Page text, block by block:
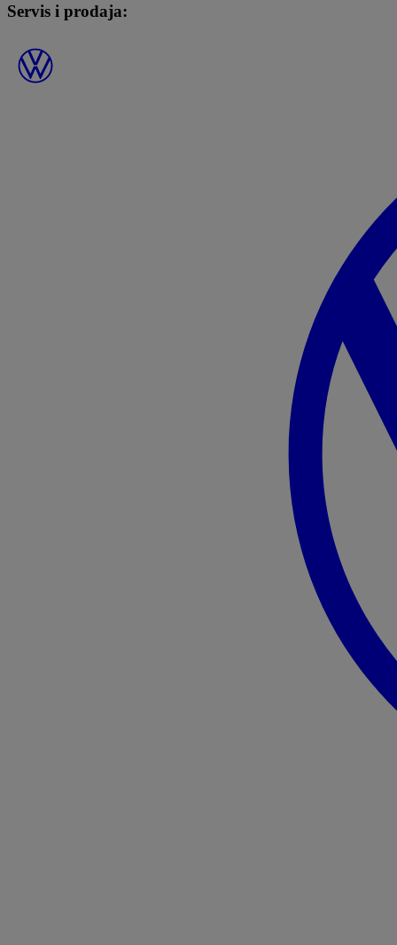
Servis i prodaja: